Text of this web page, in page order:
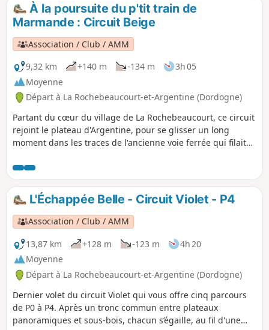
À la poursuite du p'tit train de
Marmande : Circuit Beige
Association / Club / AMM
9,32 km
+140 m -134 m
3h 05
Moyenne
Départ à La Rochebeaucourt-et-Argentine (Dordogne)
Partant du cœur du village de La Rochebeaucourt, ce circuit
rejoint le plateau d'Argentine, pour se glisser un long
moment dans les traces de l'ancienne voie ferrée qui filait
découvrir tout en traversant des paysages variés et
vallonnés.
L'Échappée Belle - Circuit Violet - P4
Association / Club / AMM
13,87 km
+128 m -123 m
4h 20
Moyenne
Départ à La Rochebeaucourt-et-Argentine (Dordogne)
Dernier volet du circuit Violet qui vous offre cinq parcours
de P0 à P4. Après un tronc commun entre plateaux
panoramiques et sous-bois, chacun s’égaille, au fil d'une